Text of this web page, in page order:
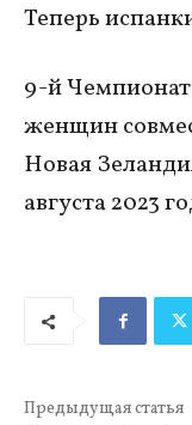
Теперь
9-й
женщин
Новая
августа 2023
Предыдущая статья